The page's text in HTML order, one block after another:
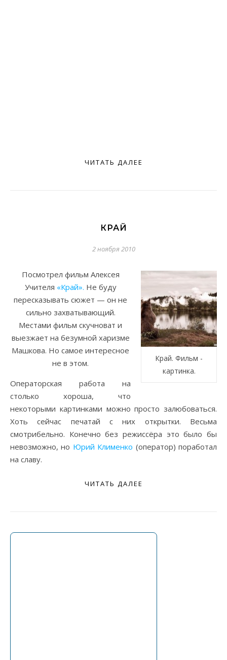
ЧИТАТЬ ДАЛЕЕ
КРАЙ
2 ноября 2010
Край. Фильм -
картинка.
Посмотрел фильм Алексея
Учителя «Край». Не буду
пересказывать сюжет — он не
сильно захватывающий.
Местами фильм скучноват и
выезжает на безумной харизме
Машкова. Но самое интересное
не в этом.
Операторская работа на
столько хороша, что
некоторыми картинками можно просто залюбоваться.
Хоть сейчас печатай с них открытки. Весьма
смотрибельно. Конечно без режиссёра это было бы
невозможно, но Юрий Клименко (оператор) поработал
на славу.
ЧИТАТЬ ДАЛЕЕ